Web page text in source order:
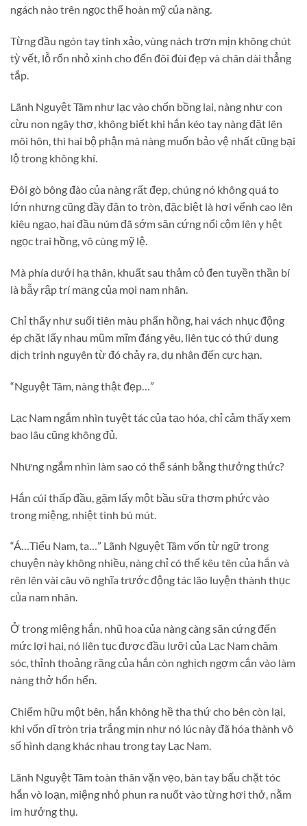
ngách nào trên ngọc thể hoàn mỹ của nàng.
Từng đầu ngón tay tinh xảo, vùng nách trơn mịn không chút
tỳ vết, lỗ rốn nhỏ xinh cho đến đôi đùi đẹp và chân dài thẳng
tắp.
Lãnh Nguyệt Tâm như lạc vào chốn bồng lai, nàng như con
cừu non ngây thơ, không biết khi hắn kéo tay nàng đặt lên
môi hôn, thì hai bộ phận mà nàng muốn bảo vệ nhất cũng bại
lộ trong không khí.
Đôi gò bông đào của nàng rất đẹp, chúng nó không quá to
lớn nhưng cũng đầy đặn to tròn, đặc biệt là hơi vểnh cao lên
kiêu ngạo, hai đầu núm đã sớm săn cứng nổi cộm lên y hệt
ngọc trai hồng, vô cùng mỹ lệ.
Mà phía dưới hạ thân, khuất sau thảm cỏ đen tuyền thần bí
là bẫy rập trí mạng của mọi nam nhân.
Chỉ thấy như suối tiên màu phấn hồng, hai vách nhục động
ép chặt lấy nhau mũm mĩm đáng yêu, liên tục có thứ dung
dịch trinh nguyên từ đó chảy ra, dụ nhân đến cực hạn.
“Nguyệt Tâm, nàng thật đẹp…”
Lạc Nam ngắm nhìn tuyệt tác của tạo hóa, chỉ cảm thấy xem
bao lâu cũng không đủ.
Nhưng ngắm nhìn làm sao có thể sánh bằng thưởng thức?
Hắn cúi thấp đầu, gặm lấy một bầu sữa thơm phức vào
trong miệng, nhiệt tình bú mút.
“Á…Tiểu Nam, ta…” Lãnh Nguyệt Tâm vốn từ ngữ trong
chuyện này không nhiều, nàng chỉ có thể kêu tên của hắn và
rên lên vài câu vô nghĩa trước động tác lão luyện thành thục
của nam nhân.
Ở trong miệng hắn, nhũ hoa của nàng càng săn cứng đến
mức lợi hại, nó liên tục được đầu lưỡi của Lạc Nam chăm
sóc, thỉnh thoảng răng của hắn còn nghịch ngợm cắn vào làm
nàng thở hổn hển.
Chiếm hữu một bên, hắn không hề tha thứ cho bên còn lại,
khi vốn dĩ tròn trịa trắng mịn như nó lúc này đã hóa thành vô
số hình dạng khác nhau trong tay Lạc Nam.
Lãnh Nguyệt Tâm toàn thân vặn vẹo, bàn tay bấu chặt tóc
hắn vò loạn, miệng nhỏ phun ra nuốt vào từng hơi thở, nằm
im hưởng thụ.